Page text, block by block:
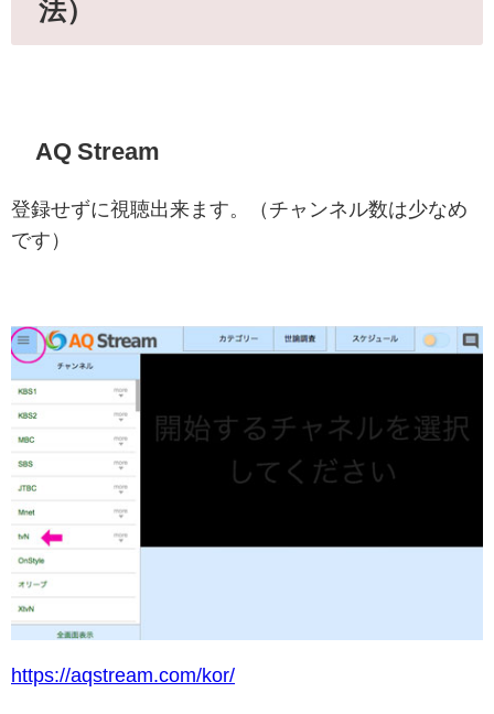
法）
AQ Stream
登録せずに視聴出来ます。（チャンネル数は少なめ
です）
https://aqstream.com/kor/